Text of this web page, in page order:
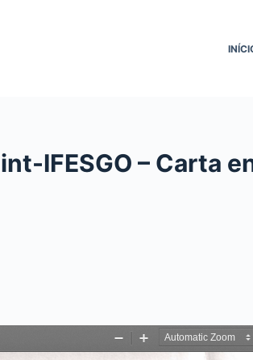
IFESGO – Carta